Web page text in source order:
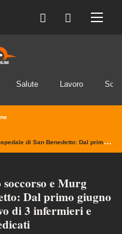
Salute Lavoro
5 nuovi posti letto, arrivo di 3 infermieri e percorsi dedicati
e Murg
Dal primo giugno
di 3 infermieri e